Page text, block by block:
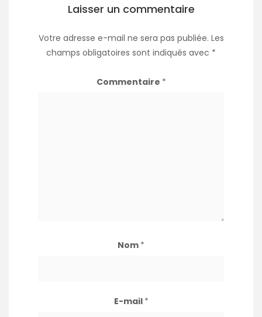
Laisser un commentaire
Votre adresse e-mail ne sera pas publiée. Les
champs obligatoires sont indiqués avec *
Commentaire *
Nom *
E-mail *